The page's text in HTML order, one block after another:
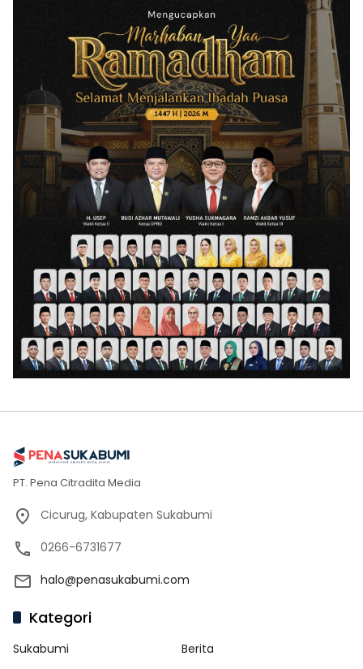
PT. Pena Citradita Media
Cicurug, Kabupaten Sukabumi
0266-6731677
halo@penasukabumi.com
Kategori
Sukabumi
Berita